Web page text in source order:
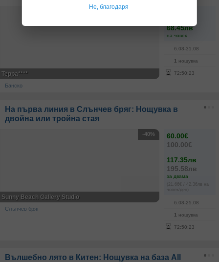
68.45лв
на човек
6.08-31.08
1 нощувка
72:50:23
Терра****
Банско
На първа линия в Слънчев бряг: Нощувка в
двойна или тройна стая
60.00€
100.00€
117.35лв
195.58лв
за двама
(21.66€ / 42.36лв на
човек/ден)
6.08-25.08
1 нощувка
72:50:23
-40%
Sunny Beach Gallery Studio
Слънчев бряг
Вълшебно лято в Китен: Нощувка на база All
Не, благодаря